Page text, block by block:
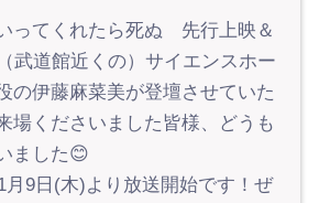
ってくれたら死ぬ 先行上映＆
武道館近くの）サイエンスホー
の伊藤麻菜美が登壇させていた
場くださいました皆様、どうも
ました😊
月9日(木)より放送開始です！ぜ